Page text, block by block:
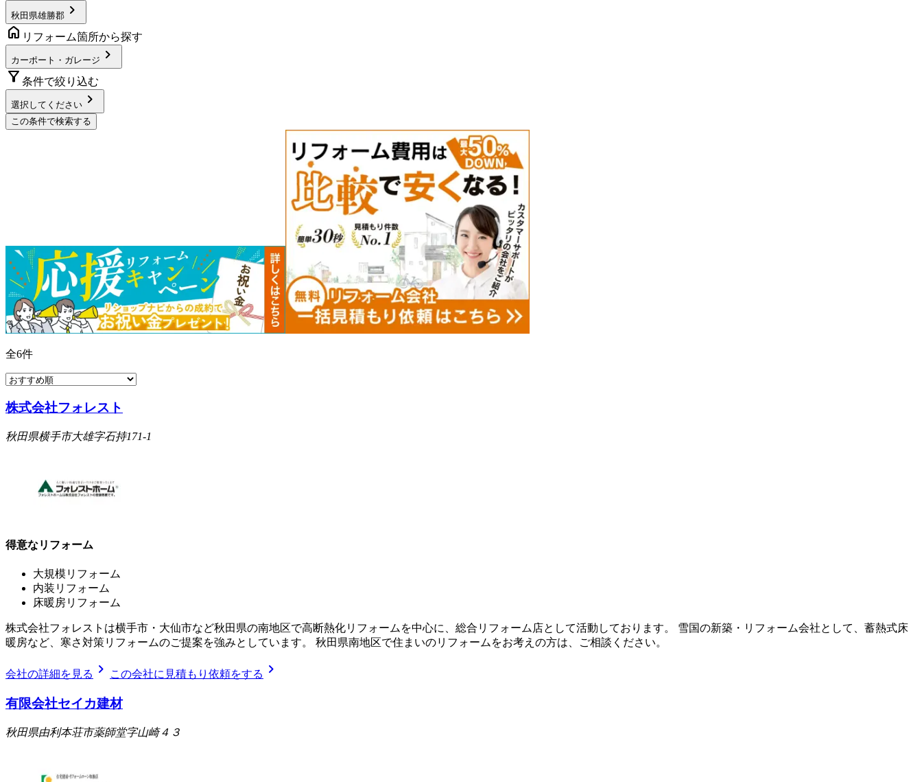
秋田県雄勝郡 chevron_right
home リフォーム箇所から探す
カーポート・ガレージ chevron_right
filter_alt 条件で絞り込む
選択してください chevron_right
この条件で検索する
全6件
株式会社フォレスト
秋田県横手市大雄字石持171-1
得意なリフォーム
大規模リフォーム
内装リフォーム
床暖房リフォーム
株式会社フォレストは横手市・大仙市など秋田県の南地区で高断熱化リフォームを中心に、総合リフォーム店として活動しております。 雪国の新築・リフォーム会社として、蓄熱式床
暖房など、寒さ対策リフォームのご提案を強みとしています。 秋田県南地区で住まいのリフォームをお考えの方は、ご相談ください。
会社の詳細を見る chevron_right この会社に見積もり依頼をする chevron_right
有限会社セイカ建材
秋田県由利本荘市薬師堂字山崎４３